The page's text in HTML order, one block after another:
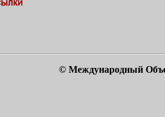
© Международный